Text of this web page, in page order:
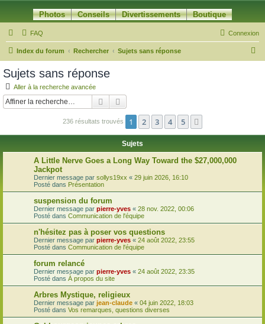
Photos Conseils Divertissements Boutique
FAQ Connexion
Index du forum Rechercher Sujets sans réponse
c
Sujets sans réponse
Aller à la recherche avancée
Rechercher
236 résultats trouvés 1 2 3 4 5
Sujets
A Little Nerve Goes a Long Way Toward the $27,000,000
Jackpot
Dernier message par sollys19xx « 29 juin 2026, 16:10
Posté dans Présentation
suspension du forum
Dernier message par pierre-yves « 28 nov. 2022, 00:06
Posté dans Communication de l'équipe
n'hésitez pas à poser vos questions
Dernier message par pierre-yves « 24 août 2022, 23:55
Posté dans Communication de l'équipe
forum relancé
Dernier message par pierre-yves « 24 août 2022, 23:35
Posté dans À propos du site
Arbres Mystique, religieux
Dernier message par jean-claude « 04 juin 2022, 18:03
Posté dans Vos remarques, questions diverses